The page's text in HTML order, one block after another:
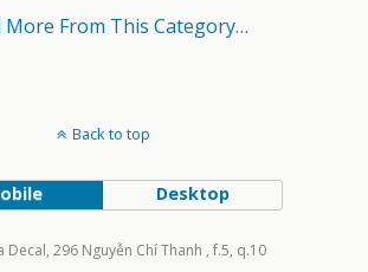
More From This Category…
Back to top
Desktop
Decal, 296 Nguyễn Chí Thanh , f.5, q.10